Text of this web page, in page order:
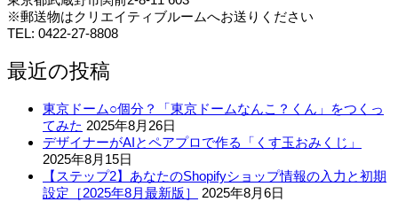
※郵送物はクリエイティブルームへお送りください
TEL: 0422-27-8808
最近の投稿
東京ドーム○個分？「東京ドームなんこ？くん」をつくっ
てみた 2025年8月26日
デザイナーがAIとペアプロで作る「くす玉おみくじ」
2025年8月15日
【ステップ2】あなたのShopifyショップ情報の入力と初期
設定［2025年8月最新版］
2025年8月6日